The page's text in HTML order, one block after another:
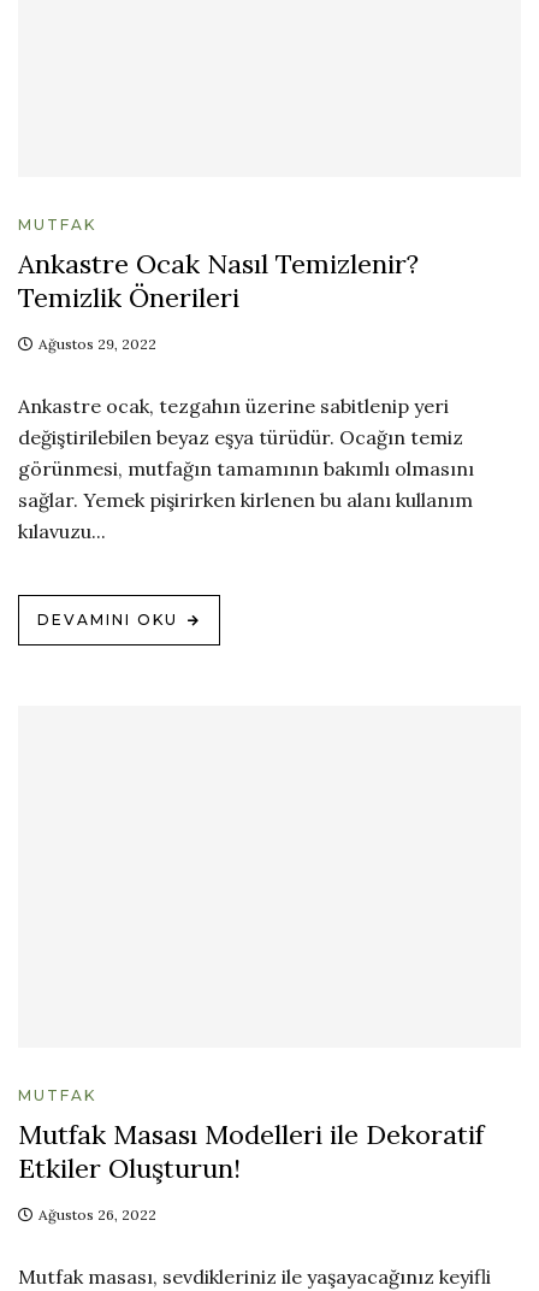
MUTFAK
Ankastre Ocak Nasıl Temizlenir?
Temizlik Önerileri
Ağustos 29, 2022
Ankastre ocak, tezgahın üzerine sabitlenip yeri
değiştirilebilen beyaz eşya türüdür. Ocağın temiz
görünmesi, mutfağın tamamının bakımlı olmasını
sağlar. Yemek pişirirken kirlenen bu alanı kullanım
kılavuzu...
DEVAMINI OKU
MUTFAK
Mutfak Masası Modelleri ile Dekoratif
Etkiler Oluşturun!
Ağustos 26, 2022
Mutfak masası, sevdikleriniz ile yaşayacağınız keyifli